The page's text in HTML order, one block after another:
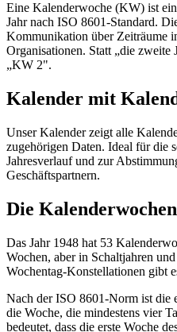
Eine Kalenderwoche (KW) ist
Jahr nach ISO 8601-Standard.
Kommunikation über Zeiträume
Organisationen. Statt „die zweite
„KW 2".
Kalender mit
Unser Kalender zeigt alle
zugehörigen Daten. Ideal für die
Jahresverlauf und zur
Geschäftspartnern.
Die
Das Jahr 1948 hat 53
Wochen, aber in Schaltjahren
Wochentag-Konstellationen gibt
Nach der ISO 8601-Norm ist die
die Woche, die mindestens vier
bedeutet, dass die erste Woche